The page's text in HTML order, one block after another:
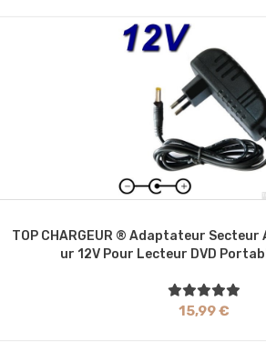
TOP CHARGEUR ® Adaptateur
Ur 12V Pour Lecteur DVD
15,99 €